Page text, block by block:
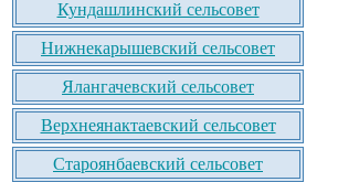
Кундашлинский сельсовет
Нижнекарышевский сельсовет
Ялангачевский сельсовет
Верхнеянактаевский сельсовет
Староянбаевский сельсовет